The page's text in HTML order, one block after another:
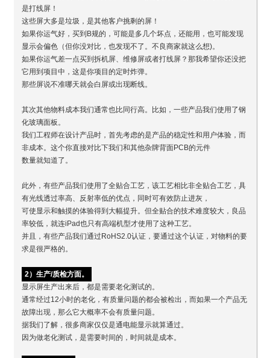
是打线屏！
这些屏大多是垃圾，是其他客户挑剩的屏！
如果你运气好，买到B规的，可能是多几个坏点，还能用，也可能发现
显示会偏色（但你没对比，也发现不了。不良商家就这么想)。
如果你运气差一点买到拆机屏、维修屏或者打线屏？那我希望你还没把
它用到项目中，这是你项目的定时炸弹。
那些屏说不准哪天就会白屏或出现断线。
其次其他物料成本我们通常也比同行高。比如，一些产品我们使用了钢
化玻璃面板。
我们工程师在设计产品时，首先考虑的是产品的稳定性和用户体验，而
非成本。这个你直接对比下我们和其他杂牌背面PCB的元件
数量就知道了。
此外，有些产品我们使用了全贴合工艺，该工艺相比非全贴合工艺，具
有光线透过率高、反射率低的优点，同时可有效防止进灰，
可使显示和触摸的体验得到大幅提升。但全贴合的技术难度较大，良品
率较低，就连iPad也只有高端机型才使用了这种工艺。
并且，有些产品我们通过RoHS2.0认证，要通过这个认证，对物料的要
求是很严格的。
2）生产/质检方面。
显示屏生产出来后，都是需要老化测试的。
通常经过12小时的老化，有质量问题的都会被检出，而如果一个产品无
故障出现，那么它大概率不会有质量问题。
据我们了解，很多商家仅仅是通电能显示就算通过。
因为做老化测试，是需要时间的，时间就是成本。